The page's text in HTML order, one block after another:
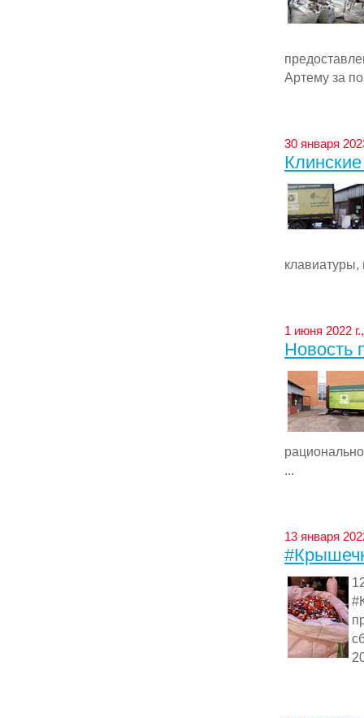
Артему за
30 января
1 июня 2022
Новость
...
13 января